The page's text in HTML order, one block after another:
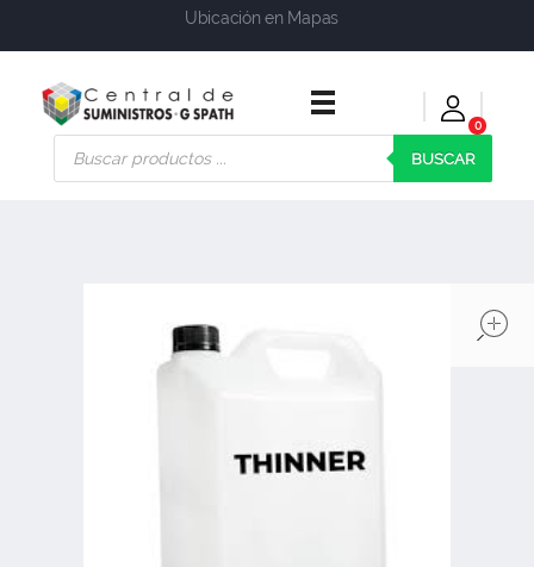
Ubicación en Mapas
Central de Suministros Gspath
Suministros y soluciones integrales para su empresa o negocio
0
BUSCAR